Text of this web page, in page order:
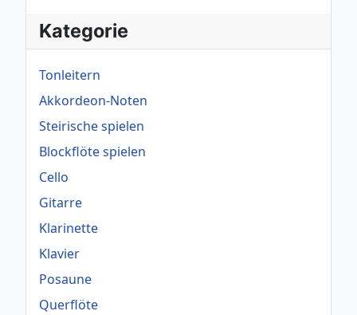
Kategorie
Tonleitern
Akkordeon-Noten
Steirische spielen
Blockflöte spielen
Cello
Gitarre
Klarinette
Klavier
Posaune
Querflöte